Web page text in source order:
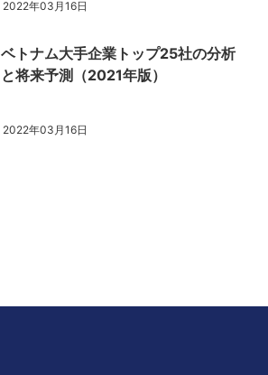
2022年03月16日
ベトナム大手企業トップ25社の分析
と将来予測（2021年版）
2022年03月16日